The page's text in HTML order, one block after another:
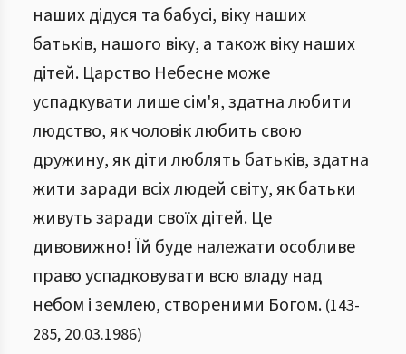
наших дідуся та бабусі, віку наших
батьків, нашого віку, а також віку наших
дітей. Царство Небесне може
успадкувати лише сім'я, здатна любити
людство, як чоловік любить свою
дружину, як діти люблять батьків, здатна
жити заради всіх людей світу, як батьки
живуть заради своїх дітей. Це
дивовижно! Їй буде належати особливе
право успадковувати всю владу над
небом і землею, створеними Богом. (143-
285, 20.03.1986)